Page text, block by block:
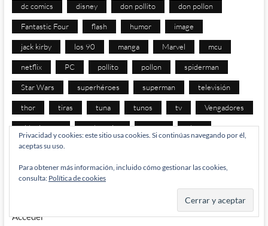
dc comics disney don pollito don pollon
Fantastic Four flash humor image
jack kirby los 90 manga Marvel mcu
netflix PC pollito pollon spiderman
Star Wars superhéroes superman televisión
thor tiras tuna tunos tv Vengadores
videojuegos webcomics x-men xbox
Acceder
Privacidad y cookies: este sitio usa cookies. Si continúas navegando por él,
aceptas su uso.
Para obtener más información, incluido cómo gestionar las cookies,
consulta: Política de cookies